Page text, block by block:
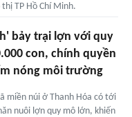
TP Hồ Chí Minh.
bảy trại lợn với quy
con, chính quyền
nóng môi trường
miền núi ở Thanh Hóa có tới
nuôi lợn quy mô lớn, khiến